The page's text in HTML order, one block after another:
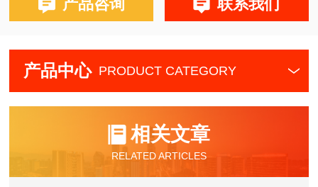
产品咨询 联系我们
产品中心 PRODUCT CATEGORY
相关文章
RELATED ARTICLES